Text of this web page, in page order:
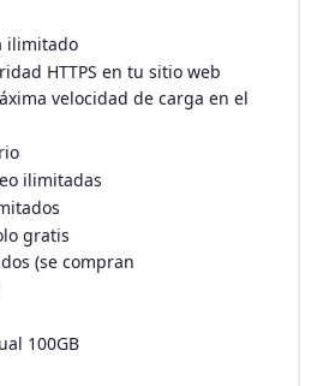
ilimitado
HTTPS en tu sitio web
velocidad de carga en el
ilimitadas
gratis
(se compran
100GB